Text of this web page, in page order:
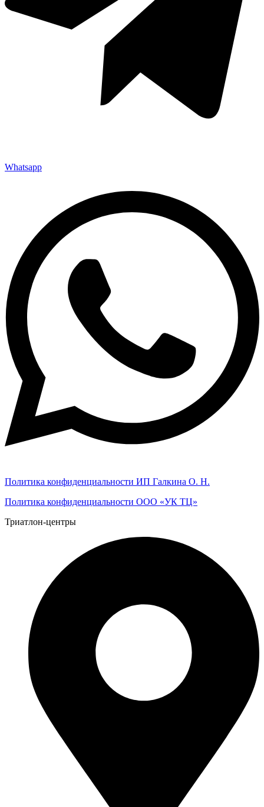
Whatsapp
Политика конфиденциальности ИП Галкина О. Н.
Политика конфиденциальности ООО «УК ТЦ»
Триатлон-центры